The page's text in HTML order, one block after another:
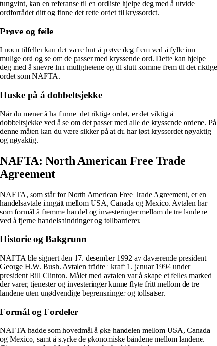
tungvint, kan en referanse til en ordliste hjelpe deg med å utvide
ordforrådet ditt og finne det rette ordet til kryssordet.
Prøve og feile
I noen tilfeller kan det være lurt å prøve deg frem ved å fylle inn
mulige ord og se om de passer med kryssende ord. Dette kan hjelpe
deg med å snevre inn mulighetene og til slutt komme frem til det riktige
ordet som NAFTA.
Huske på å dobbeltsjekke
Når du mener å ha funnet det riktige ordet, er det viktig å
dobbeltsjekke ved å se om det passer med alle de kryssende ordene. På
denne måten kan du være sikker på at du har løst kryssordet nøyaktig
og nøyaktig.
NAFTA: North American Free Trade
Agreement
NAFTA, som står for North American Free Trade Agreement, er en
handelsavtale inngått mellom USA, Canada og Mexico. Avtalen har
som formål å fremme handel og investeringer mellom de tre landene
ved å fjerne handelshindringer og tollbarrierer.
Historie og Bakgrunn
NAFTA ble signert den 17. desember 1992 av daværende president
George H.W. Bush. Avtalen trådte i kraft 1. januar 1994 under
president Bill Clinton. Målet med avtalen var å skape et felles marked
der varer, tjenester og investeringer kunne flyte fritt mellom de tre
landene uten unødvendige begrensninger og tollsatser.
Formål og Fordeler
NAFTA hadde som hovedmål å øke handelen mellom USA, Canada
og Mexico, samt å styrke de økonomiske båndene mellom landene.